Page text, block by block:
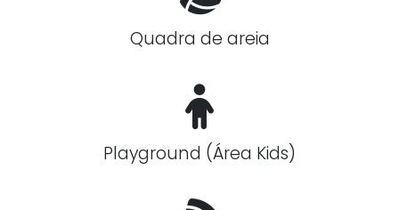
Quadra de areia
Playground (Área Kids)